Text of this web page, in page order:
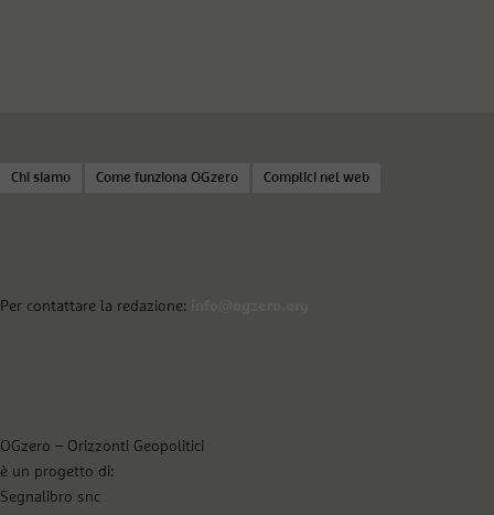
Chi siamo Come funziona OGzero Complici nel web
Per contattare la redazione:
OGzero – Orizzonti Geopolitici
è un progetto di:
Segnalibro snc